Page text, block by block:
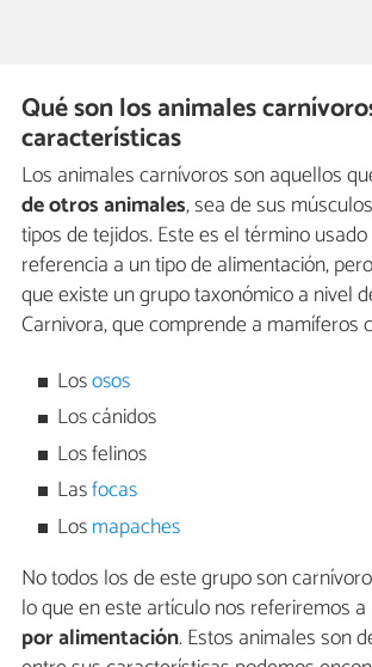
Qué son los animales
características
Los animales carnívoros son aquellos
de otros animales, sea de sus
tipos de tejidos. Este es el término
referencia a un tipo de alimentación,
que existe un grupo taxonómico a nivel
Carnivora, que comprende a mamíferos
Lososos
Los cánidos
Los felinos
Lasfocas
Losmapaches
No todos los de este grupo son
lo que en este artículo nos referiremos a
por alimentación. Estos animales son